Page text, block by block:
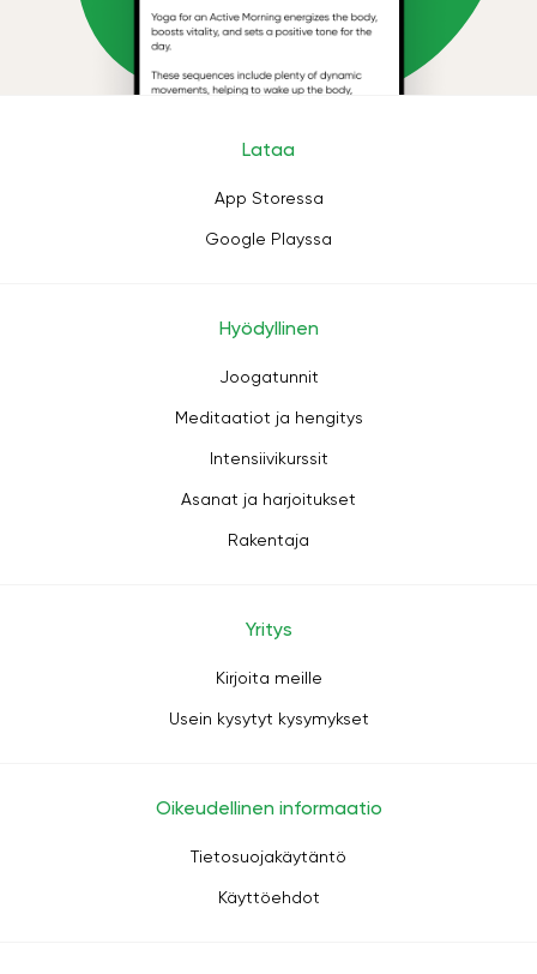
Lataa
App Storessa
Google Playssa
Hyödyllinen
Joogatunnit
Meditaatiot ja hengitys
Intensiivikurssit
Asanat ja harjoitukset
Rakentaja
Yritys
Kirjoita meille
Usein kysytyt kysymykset
Oikeudellinen informaatio
Tietosuojakäytäntö
Käyttöehdot